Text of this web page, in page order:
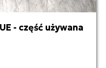
netto
- część używana